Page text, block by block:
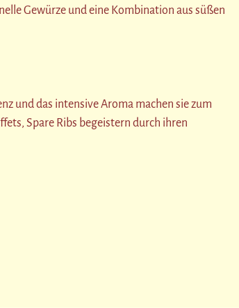
Gewürze und eine Kombination aus süßen
und das intensive Aroma machen sie zum
Spare Ribs begeistern durch ihren